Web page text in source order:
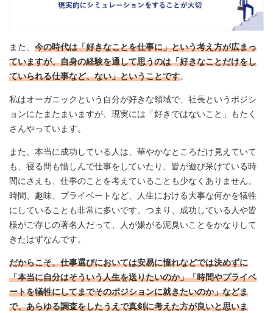
また、 今の時代は「好きなことを仕事に」という考え方が広まっ
ていますが、自身の経験を通して思うのは「好きなことだけをし
ていられる仕事など、ない」ということです。
私はオーガニックという自分が好きな領域で、社長というポジシ
ョンにたまたまいますが、現実には「好きではないこと」もたく
さんやっています。
また、本当に成功している人は、華やかなところだけ見えていて
も、寝る間も惜しんで仕事をしていたり、皆が遊び呆けている時
間にさえも、仕事のことを考えていることも少なくありません。
時間、趣味、プライベートなど、人生における大事な何かを犠牲
にしていることも非常に多いです。つまり、成功している人や皆
様がご存じの著名人だって、人が嫌がる泥臭いことをかなりして
きたはずなんです。
だからこそ、仕事選びにおいては安易に憧れなどでは決めずに
「本当に自分はそういう人生を送りたいのか」「時間やプライベ
ートを犠牲にしてまでそのポジションに就きたいのか」などま
で、あらゆる調査をしたうえで真剣に考えた方が良いと思いま